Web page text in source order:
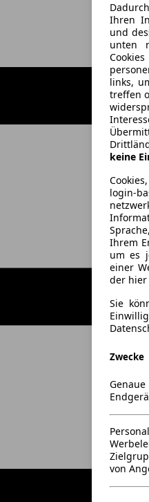
Ihren
und
unten
links,
treffen
keine
login-
Ihrem
um es
einer
der hier
Sie
Zwecke
von